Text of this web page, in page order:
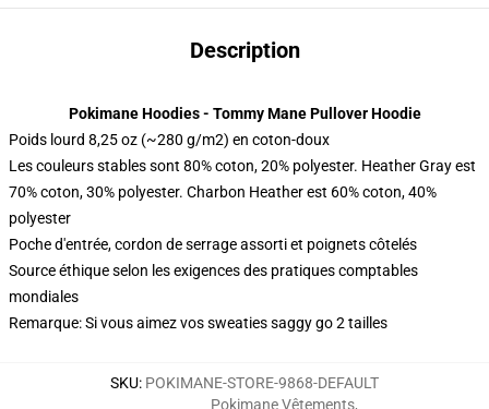
Description
Pokimane Hoodies - Tommy Mane Pullover Hoodie
Poids lourd 8,25 oz (~280 g/m2) en coton-doux
Les couleurs stables sont 80% coton, 20% polyester. Heather Gray est
70% coton, 30% polyester. Charbon Heather est 60% coton, 40%
polyester
Poche d'entrée, cordon de serrage assorti et poignets côtelés
Source éthique selon les exigences des pratiques comptables
mondiales
Remarque: Si vous aimez vos sweaties saggy go 2 tailles
SKU: POKIMANE-STORE-9868-DEFAULT
Pokimane Vêtements,